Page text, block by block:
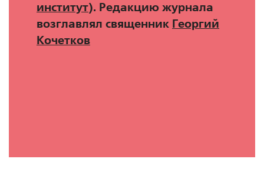
институт). Редакцию журнала
возглавлял священник Георгий
Кочетков